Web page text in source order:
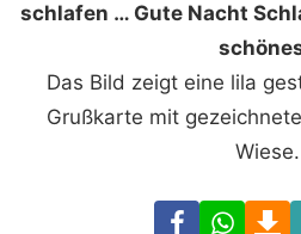
schlafen … Gute Nacht
Das Bild zeigt eine lila
Grußkarte mit
Wiese.
Facebook